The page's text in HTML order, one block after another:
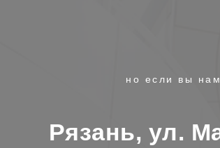
но если вы
Рязань, ул.